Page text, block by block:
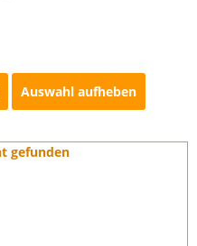
Auswahl aufheben